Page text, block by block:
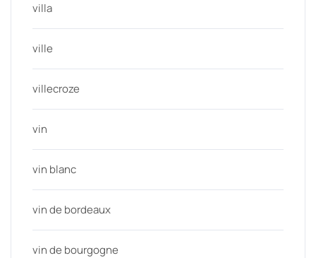
villa
ville
villecroze
vin
vin blanc
vin de bordeaux
vin de bourgogne